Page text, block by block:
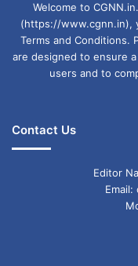
Meenal
Welcome to
(https://www.cgnn.in),
Terms and Conditions.
are designed to ensure
users and to
Contact Us
Editor
Email: